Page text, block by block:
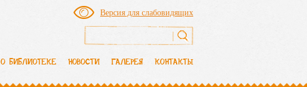
О БИБЛИОТЕКЕ НОВОСТИ ГАЛЕРЕЯ КОНТАКТЫ
Версия для слабовидящих
Форма поиска